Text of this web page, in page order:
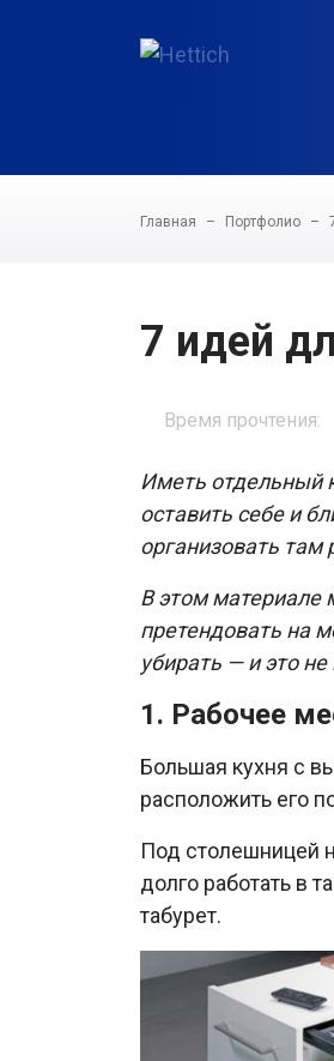
Главная Портфолио
7 идей
Время прочтения:
Иметь отдельный
оставить себе и
организовать
В этом материале
претендовать на
убирать — и это
1. Рабочее
Большая кухня с
расположить его
Под столешницей
долго работать в
табурет.